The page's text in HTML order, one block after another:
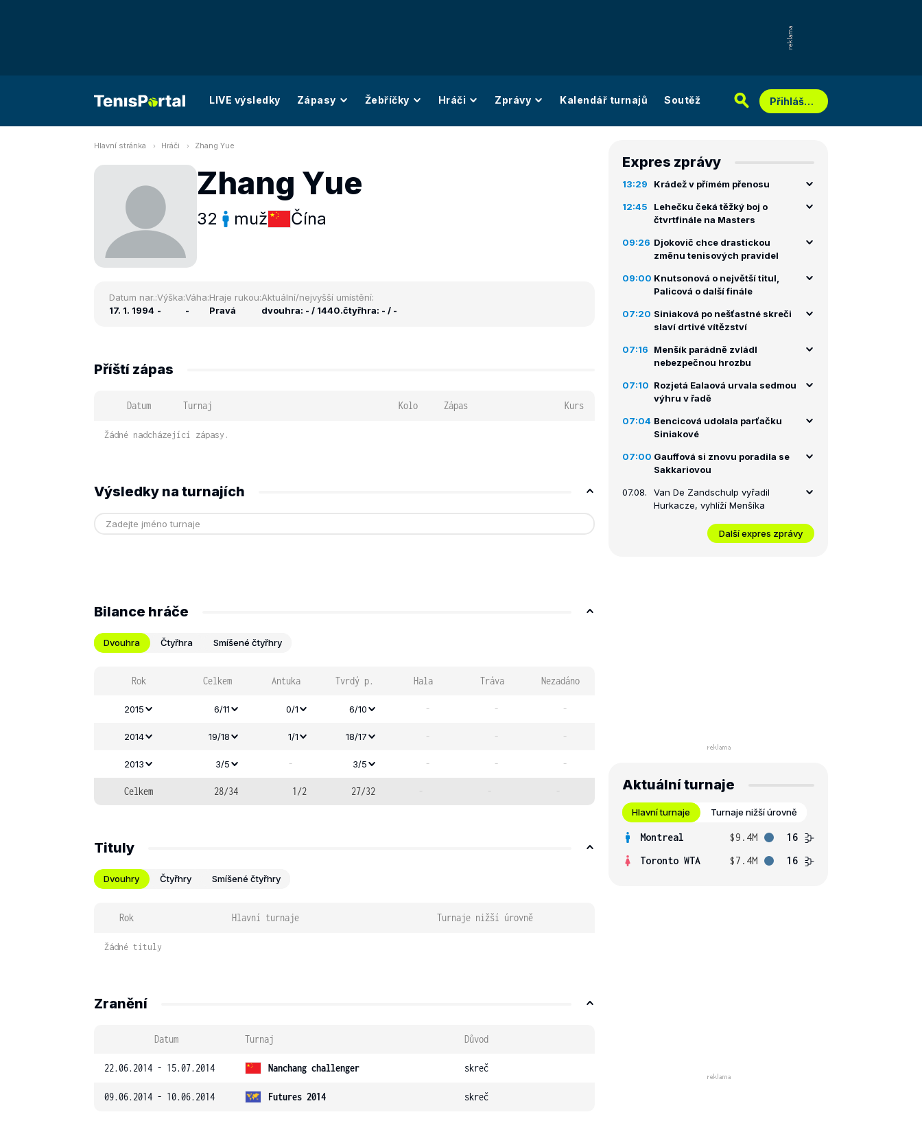
LIVE výsledky Zápasy Žebříčky Hráči Zprávy Kalendář turnajů Soutěž Přihlášení
Hlavní stránka Hráči Zhang Yue
Zhang Yue
32 muž Čína
Datum nar.:
17. 1. 1994
Výška:
-
Váha:
-
Hraje rukou:
Pravá
Aktuální/nejvyšší umístění:
dvouhra: - / 1440.čtyřhra: - / -
Příští zápas
Datum Turnaj Kolo Zápas Kurs
Žádné nadcházející zápasy.
Výsledky na turnajích
Bilance hráče
Dvouhra Čtyřhra Smíšené čtyřhry
Rok Celkem Antuka Tvrdý p. Hala Tráva Nezadáno
2015 6/11 0/1 6/10 - - -
2014 19/18 1/1 18/17 - - -
2013 3/5 - 3/5 - - -
Celkem 28/34 1/2 27/32 - - -
Tituly
Dvouhry Čtyřhry Smíšené čtyřhry
Rok Hlavní turnaje Turnaje nižší úrovně
Žádné tituly
Zranění
Datum Turnaj Důvod
22.06.2014 - 15.07.2014 Nanchang challenger skreč
09.06.2014 - 10.06.2014 Futures 2014 skreč
Expres zprávy
13:29 Krádež v přímém přenosu
12:45
Lehečku čeká těžký boj o
čtvrtfinále na Masters
09:26 Djokovič chce drastickou
změnu tenisových pravidel
09:00 Knutsonová o největší titul,
Palicová o další finále
07:20 Siniaková po nešťastné skreči
slaví drtivé vítězství
07:16
Menšík parádně zvládl
nebezpečnou hrozbu
07:10 Rozjetá Ealaová urvala sedmou
výhru v řadě
07:04 Bencicová udolala parťačku
Siniakové
07:00 Gauffová si znovu poradila se
Sakkariovou
07.08.
Van De Zandschulp vyřadil
Hurkacze, vyhlíží Menšíka
Další expres zprávy
Aktuální turnaje
Hlavní turnaje Turnaje nižší úrovně
Montreal $9.4M
16
Toronto WTA
$7.4M 16